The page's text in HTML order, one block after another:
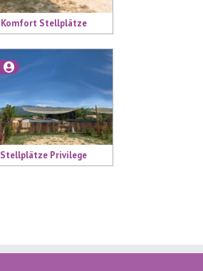
Komfort Stellplätze
Stellplätze Privilege